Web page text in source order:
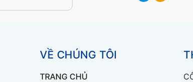
VỀ CHÚNG TÔI
TRANG CHỦ